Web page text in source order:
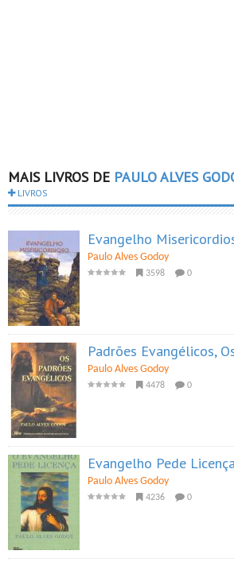
MAIS LIVROS DE PAULO ALVES
LIVROS
Evangelho
Paulo Alves Godoy
3598 0
Padrões Evangélicos,
Paulo Alves Godoy
4478 0
Evangelho Pede
Paulo Alves Godoy
4236 0